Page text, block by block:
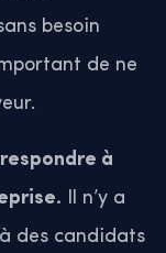
besoin
de ne
à
Il n’y a
des candidats